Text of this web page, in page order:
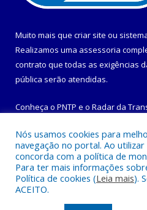
Muito mais que criar site ou
Realizamos uma assessoria
contrato que todas as exigências
pública serão atendidas.
Conheça o PNTP e o Radar da
Todos os direitos
Nós usamos cookies para
navegação no portal. Ao
concorda com a política de
Para ter mais informações
Política de cookies (Leia mais).
ACEITO.